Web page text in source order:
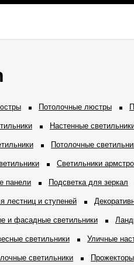
Потолочные люстры
Настенные
Потолочные
Светильники
панели Подсветка для зеркал
лестниц и ступеней
и фасадные светильники
светильники Уличные
светильники Прожекторы